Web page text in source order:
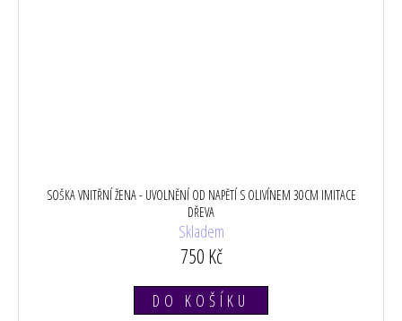
SOŠKA VNITŘNÍ ŽENA - UVOLNĚNÍ OD NAPĚTÍ S OLIVÍNEM 30CM IMITACE
DŘEVA
Skladem
750 Kč
DO KOŠÍKU